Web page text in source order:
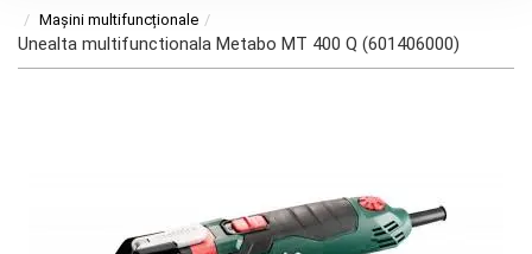
Mașini multifuncționale
Unealta multifunctionala Metabo MT 400 Q (601406000)